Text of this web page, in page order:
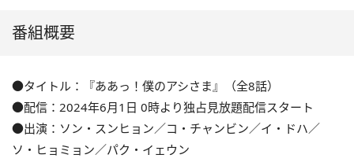
番組概要
●タイトル：『ああっ！僕のアシさま』（全8話）
●配信：2024年6月1日 0時より独占見放題配信スタート
●出演：ソン・スンヒョン／コ・チャンビン／イ・ドハ／
ソ・ヒョミョン／パク・イェウン